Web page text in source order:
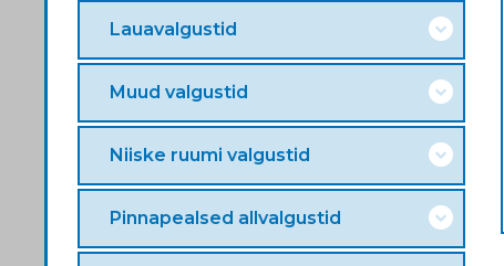
Lauavalgustid
Muud valgustid
Niiske ruumi valgustid
Pinnapealsed allvalgustid